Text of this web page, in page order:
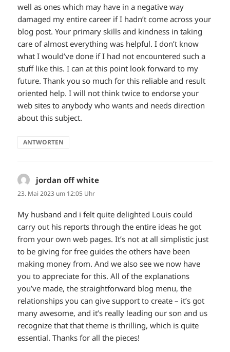
well as ones which may have in a negative way
damaged my entire career if I hadn’t come across your
blog post. Your primary skills and kindness in taking
care of almost everything was helpful. I don’t know
what I would’ve done if I had not encountered such a
stuff like this. I can at this point look forward to my
future. Thank you so much for this reliable and result
oriented help. I will not think twice to endorse your
web sites to anybody who wants and needs direction
about this subject.
ANTWORTEN
jordan off white
23. Mai 2023 um 12:05 Uhr
My husband and i felt quite delighted Louis could
carry out his reports through the entire ideas he got
from your own web pages. It’s not at all simplistic just
to be giving for free guides the others have been
making money from. And we also see we now have
you to appreciate for this. All of the explanations
you’ve made, the straightforward blog menu, the
relationships you can give support to create – it’s got
many awesome, and it’s really leading our son and us
recognize that that theme is thrilling, which is quite
essential. Thanks for all the pieces!